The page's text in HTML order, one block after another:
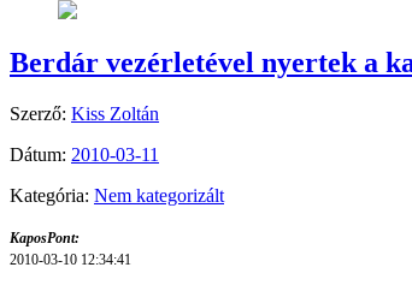
Berdár vezérletével nyertek a
Szerző: Kiss Zoltán
Dátum: 2010-03-11
Kategória: Nem kategorizált
KaposPont:
2010-03-10 12:34:41